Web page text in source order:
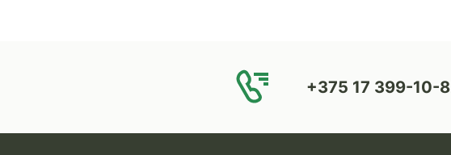
+375 17 399-10-